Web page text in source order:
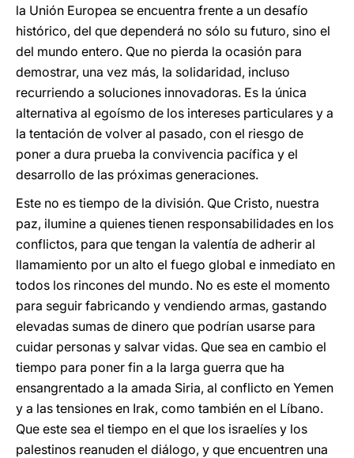
la Unión Europea se encuentra frente a un desafío
histórico, del que dependerá no sólo su futuro, sino el
del mundo entero. Que no pierda la ocasión para
demostrar, una vez más, la solidaridad, incluso
recurriendo a soluciones innovadoras. Es la única
alternativa al egoísmo de los intereses particulares y a
la tentación de volver al pasado, con el riesgo de
poner a dura prueba la convivencia pacífica y el
desarrollo de las próximas generaciones.
Este no es tiempo de la división. Que Cristo, nuestra
paz, ilumine a quienes tienen responsabilidades en los
conflictos, para que tengan la valentía de adherir al
llamamiento por un alto el fuego global e inmediato en
todos los rincones del mundo. No es este el momento
para seguir fabricando y vendiendo armas, gastando
elevadas sumas de dinero que podrían usarse para
cuidar personas y salvar vidas. Que sea en cambio el
tiempo para poner fin a la larga guerra que ha
ensangrentado a la amada Siria, al conflicto en Yemen
y a las tensiones en Irak, como también en el Líbano.
Que este sea el tiempo en el que los israelíes y los
palestinos reanuden el diálogo, y que encuentren una